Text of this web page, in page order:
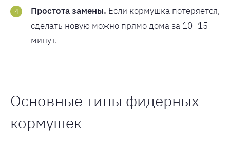
Простота замены. Если кормушка потеряется,
сделать новую можно прямо дома за 10–15
минут.
Основные типы фидерных
кормушек